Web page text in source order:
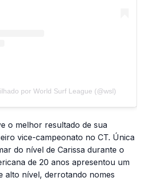
por World Surf League (@wsl)
o melhor resultado de sua
vice-campeonato no CT. Única
do nível de Carissa durante o
de 20 anos apresentou um
alto nível, derrotando nomes